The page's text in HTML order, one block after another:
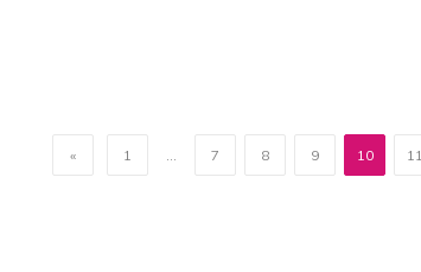
« 1 7 8 9 10 11